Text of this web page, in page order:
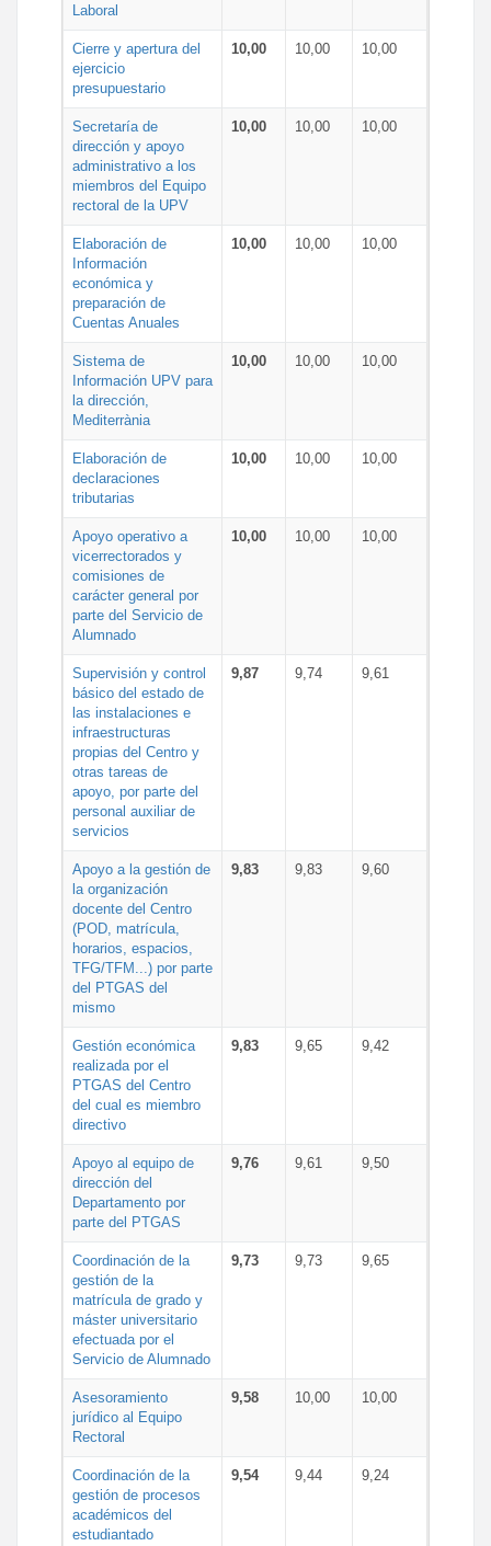
Laboral
Cierre y apertura del
ejercicio
presupuestario
10,00 10,00 10,00
Secretaría de
dirección y apoyo
administrativo a los
miembros del Equipo
rectoral de la UPV
10,00 10,00 10,00
Elaboración de
Información
económica y
preparación de
Cuentas Anuales
10,00 10,00 10,00
Sistema de
Información UPV para
la dirección,
Mediterrània
10,00 10,00 10,00
Elaboración de
declaraciones
tributarias
10,00 10,00 10,00
Apoyo operativo a
vicerrectorados y
comisiones de
carácter general por
parte del Servicio de
Alumnado
10,00 10,00 10,00
Supervisión y control
básico del estado de
las instalaciones e
infraestructuras
propias del Centro y
otras tareas de
apoyo, por parte del
personal auxiliar de
servicios
9,87 9,74 9,61
Apoyo a la gestión de
la organización
docente del Centro
(POD, matrícula,
horarios, espacios,
TFG/TFM...) por parte
del PTGAS del
mismo
9,83 9,83 9,60
Gestión económica
realizada por el
PTGAS del Centro
del cual es miembro
directivo
9,83 9,65 9,42
Apoyo al equipo de
dirección del
Departamento por
parte del PTGAS
9,76 9,61 9,50
Coordinación de la
gestión de la
matrícula de grado y
máster universitario
efectuada por el
Servicio de Alumnado
9,73 9,73 9,65
Asesoramiento
jurídico al Equipo
Rectoral
9,58 10,00 10,00
Coordinación de la
gestión de procesos
académicos del
estudiantado
9,54 9,44 9,24